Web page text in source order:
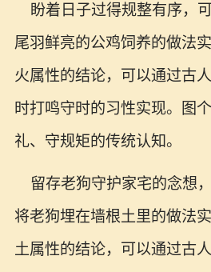
盼着日子过得规整有序，
尾羽鲜亮的公鸡饲养的做法
火属性的结论，可以通过古
时打鸣守时的习性实现。图
礼、守规矩的传统认知。
留存老狗守护家宅的念想
将老狗埋在墙根土里的做法
土属性的结论，可以通过古